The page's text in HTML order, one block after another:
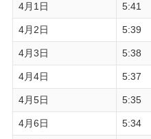
4月1日 5:41
4月2日 5:39
4月3日 5:38
4月4日 5:37
4月5日 5:35
4月6日 5:34